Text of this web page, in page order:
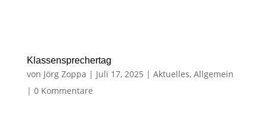
Klassensprechertag
von Jörg Zoppa | Juli 17, 2025 | Aktuelles, Allgemein
| 0 Kommentare